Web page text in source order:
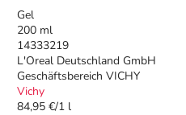
Gel
200 ml
14333219
L'Oreal Deutschland GmbH
Geschäftsbereich VICHY
Vichy
84,95 €/1 l